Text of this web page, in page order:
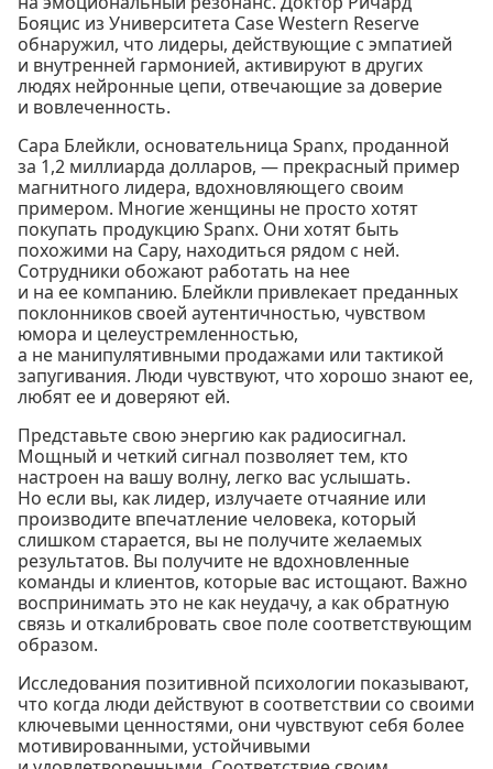
Бояцис из Университета Case Western Reserve
обнаружил, что лидеры, действующие с эмпатией
и внутренней гармонией, активируют в других
людях нейронные цепи, отвечающие за доверие
и вовлеченность.
Сара Блейкли, основательница Spanx, проданной
за 1,2 миллиарда долларов, — прекрасный пример
магнитного лидера, вдохновляющего своим
примером. Многие женщины не просто хотят
покупать продукцию Spanx. Они хотят быть
похожими на Сару, находиться рядом с ней.
Сотрудники обожают работать на нее
и на ее компанию. Блейкли привлекает преданных
поклонников своей аутентичностью, чувством
юмора и целеустремленностью,
а не манипулятивными продажами или тактикой
запугивания. Люди чувствуют, что хорошо знают ее,
любят ее и доверяют ей.
Представьте свою энергию как радиосигнал.
Мощный и четкий сигнал позволяет тем, кто
настроен на вашу волну, легко вас услышать.
Но если вы, как лидер, излучаете отчаяние или
производите впечатление человека, который
слишком старается, вы не получите желаемых
результатов. Вы получите не вдохновленные
команды и клиентов, которые вас истощают. Важно
воспринимать это не как неудачу, а как обратную
связь и откалибровать свое поле соответствующим
образом.
Исследования позитивной психологии показывают,
что когда люди действуют в соответствии со своими
ключевыми ценностями, они чувствуют себя более
мотивированными, устойчивыми